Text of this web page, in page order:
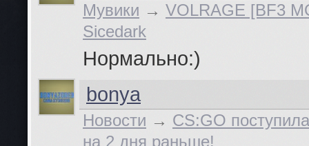
Мувики → VOLRAGE [BF3
Sicedark
Нормально:)
bonya
Новости → CS:GO
на 2 дня раньше!